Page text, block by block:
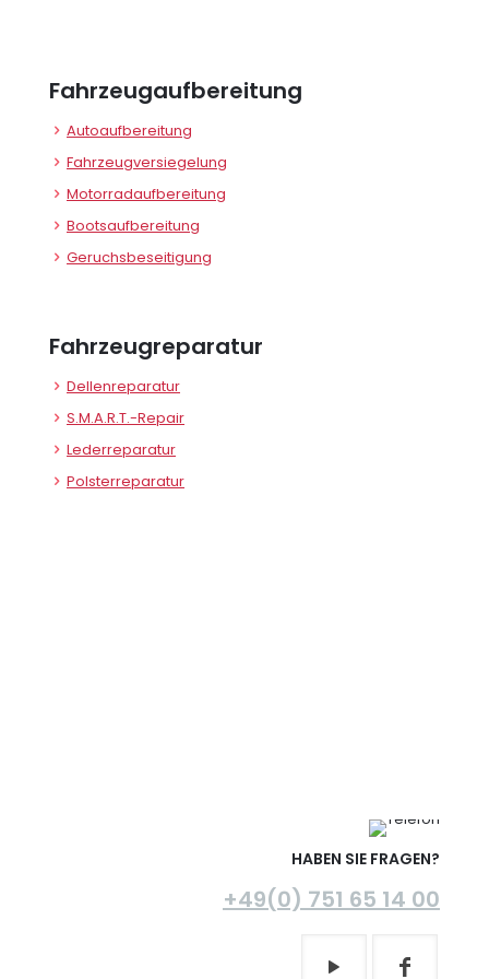
Fahrzeugaufbereitung
Autoaufbereitung
Fahrzeugversiegelung
Motorradaufbereitung
Bootsaufbereitung
Geruchsbeseitigung
Fahrzeugreparatur
Dellenreparatur
S.M.A.R.T.-Repair
Lederreparatur
Polsterreparatur
HABEN SIE FRAGEN?
+49(0) 751 65 14 00